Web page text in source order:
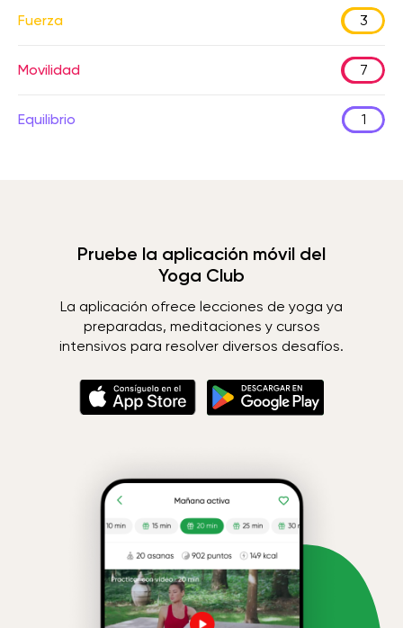
Fuerza 3
Movilidad 7
Equilibrio 1
Pruebe la aplicación móvil del
Yoga Club
La aplicación ofrece lecciones de yoga ya
preparadas, meditaciones y cursos
intensivos para resolver diversos desafíos.